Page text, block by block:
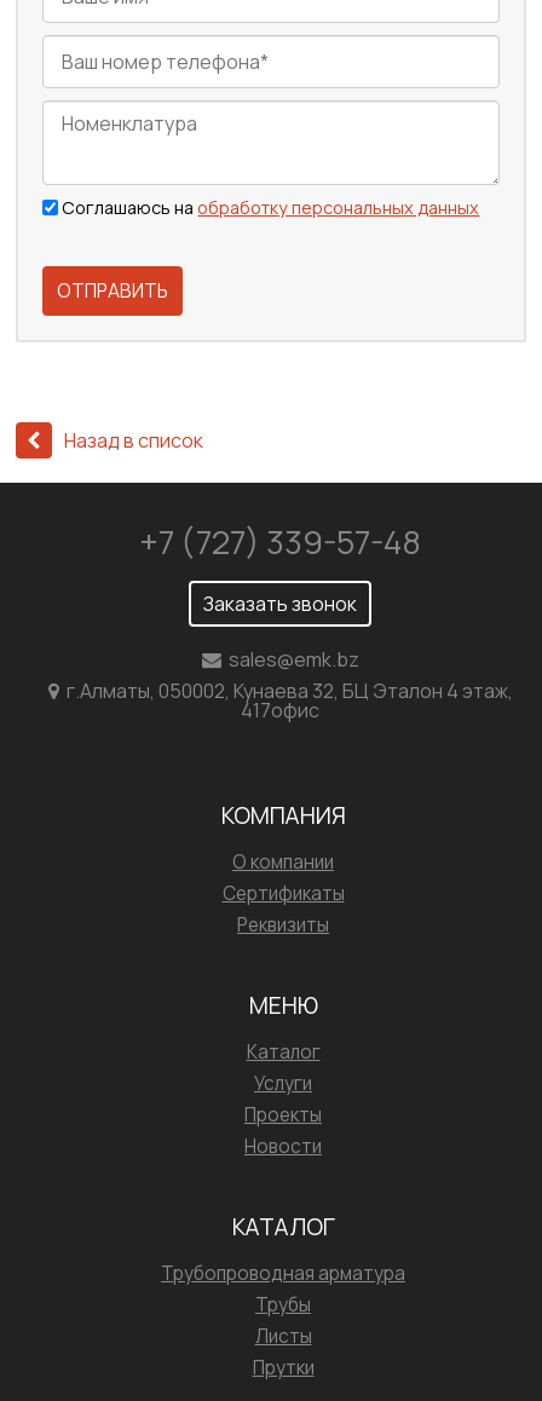
Соглашаюсь наобработку персональных данных
ОТПРАВИТЬ
Назад в список
+7 (727) 339-57-48
Заказать звонок
sales@emk.bz
г.Алматы, 050002, Кунаева 32, БЦ Эталон 4 этаж,
417офис
КОМПАНИЯ
О компании
Сертификаты
Реквизиты
МЕНЮ
Каталог
Услуги
Проекты
Новости
КАТАЛОГ
Трубопроводная арматура
Трубы
Листы
Прутки